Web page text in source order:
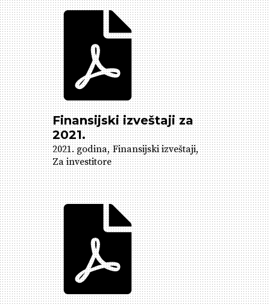
Finansijski izveštaji za
2021.
2021. godina Finansijski izveštaji
Za investitore